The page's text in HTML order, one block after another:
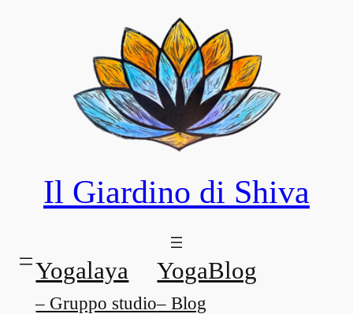
Il Giardino di Shiva
Yogalaya
– Gruppo studio
YogaBlog
– Blog